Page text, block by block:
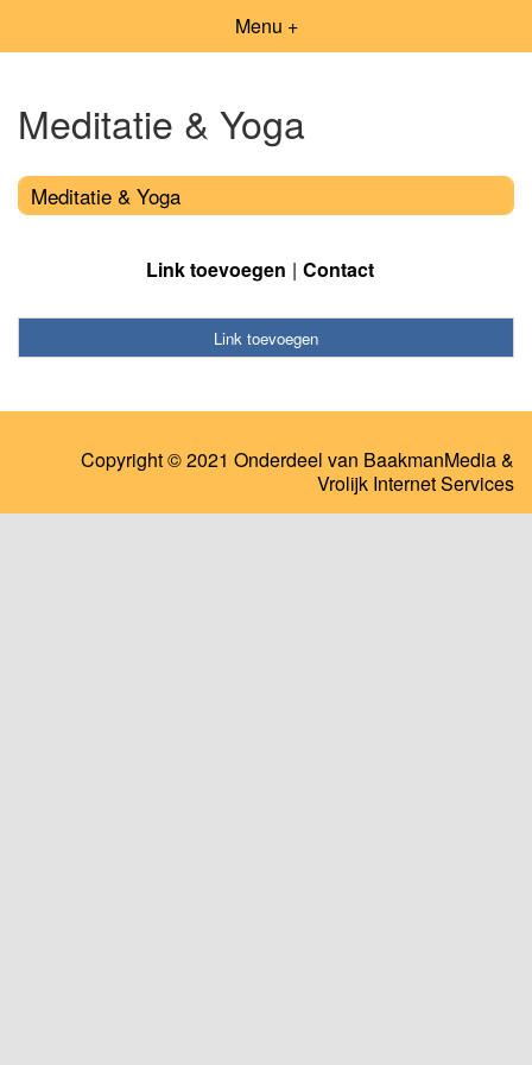
Menu +
Meditatie & Yoga
Meditatie & Yoga
Link toevoegen Contact
Link toevoegen
Copyright © 2021 Onderdeel van BaakmanMedia&
Vrolijk Internet Services